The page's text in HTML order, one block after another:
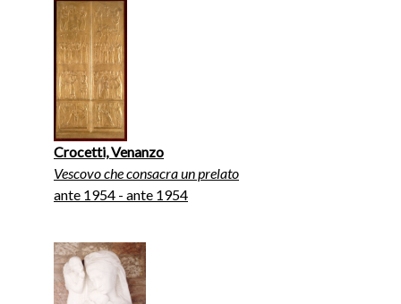
Crocetti, Venanzo
Vescovo che consacra un prelato
ante 1954 - ante 1954